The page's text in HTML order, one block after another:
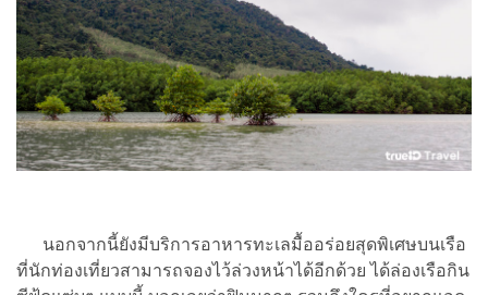
นอกจากนี้ยังมีบริการอาหารทะเลมื้ออร่อยสุดพิเศษบนเรือ
ที่นักท่องเที่ยวสามารถจองไว้ล่วงหน้าได้อีกด้วย ได้ล่องเรือกิน